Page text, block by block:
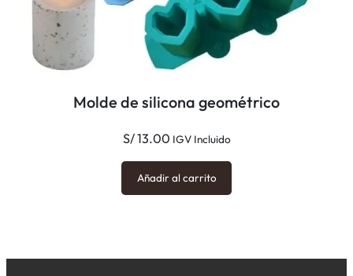
Molde de silicona geométrico
S/13.00 IGV Incluido
Añadir al carrito